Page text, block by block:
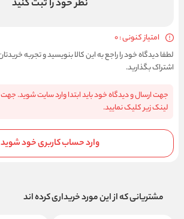
نظر خود را ثبت کنید
امتیاز کنونی : 0
لطفا دیدگاه خود را راجع به این کالا بنویسید و تجربه خریدتان
اشتراک بگذارید.
جهت ارسال و دیدگاه خود باید ابتدا وارد سایت شوید.
لینک زیر کلیک نمایید.
وارد حساب کاربری خود شوید
مشتریانی که از این مورد خریداری کرده اند